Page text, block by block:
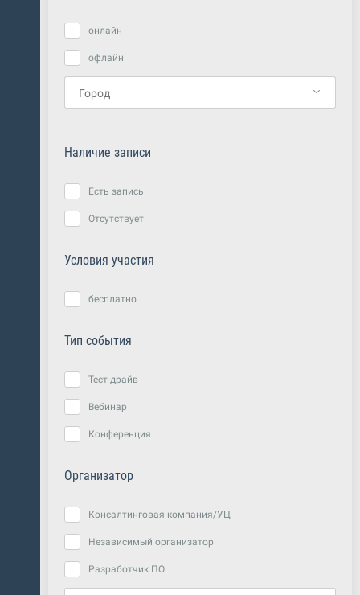
онлайн
офлайн
Наличие записи
Есть запись
Отсутствует
Условия участия
бесплатно
Тип события
Тест-драйв
Вебинар
Конференция
Организатор
Консалтинговая компания/УЦ
Независимый организатор
Разработчик ПО